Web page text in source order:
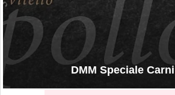
DMM Speciale